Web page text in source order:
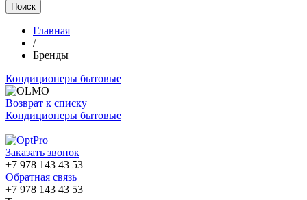
Главная
/
Бренды
Кондиционеры бытовые
Возврат к списку
Кондиционеры бытовые
Заказать звонок
+7 978 143 43 53
Обратная связь
+7 978 143 43 53